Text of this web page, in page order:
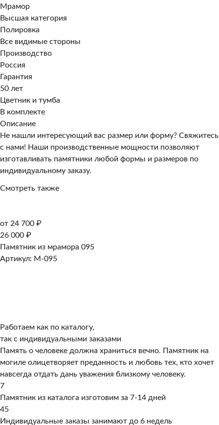
Мрамор
Высшая категория
Полировка
Все видимые стороны
Производство
Россия
Гарантия
50 лет
Цветник и тумба
В комплекте
Описание
Не нашли интересующий вас размер или форму? Свяжитесь
с нами! Наши производственные мощности позволяют
изготавливать памятники любой формы и размеров по
индивидуальному заказу.
Смотреть также
от 24 700 ₽
26 000 ₽
Памятник из мрамора 095
Артикул: M-095
Работаем как по каталогу,
так с индивидуальными заказами
Память о человеке должна храниться вечно. Памятник на
могиле олицетворяет преданность и любовь тех, кто хочет
навсегда отдать дань уважения близкому человеку.
7
Памятник из каталога изготовим за 7-14 дней
45
Индивидуальные заказы занимают до 6 недель